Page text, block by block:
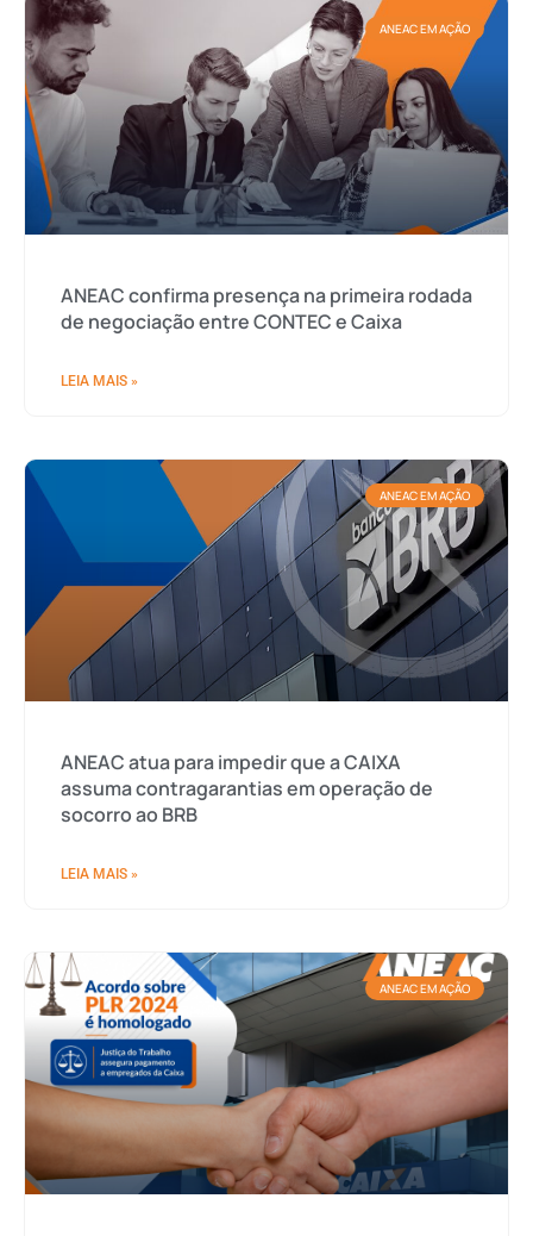
ANEAC EM AÇÃO
ANEAC confirma presença na primeira rodada
de negociação entre CONTEC e Caixa
LEIA MAIS »
ANEAC EM AÇÃO
ANEAC atua para impedir que a CAIXA
assuma contragarantias em operação de
socorro ao BRB
LEIA MAIS »
ANEAC EM AÇÃO